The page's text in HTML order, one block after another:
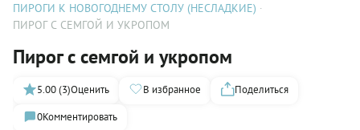
ПИРОГИ К НОВОГОДНЕМУ СТОЛУ (НЕСЛАДКИЕ)
ПИРОГ С СЕМГОЙ И УКРОПОМ
Пирог с семгой и укропом
5.00 (3)Оценить В избранное
Поделиться
0Комментировать